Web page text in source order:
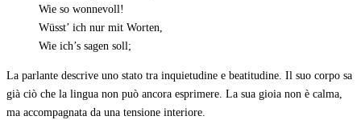
Wie so wonnevoll!
Wüsst’ ich nur mit Worten,
Wie ich’s sagen soll;
La parlante descrive uno stato tra inquietudine e beatitudine. Il suo corpo sa
già ciò che la lingua non può ancora esprimere. La sua gioia non è calma,
ma accompagnata da una tensione interiore.